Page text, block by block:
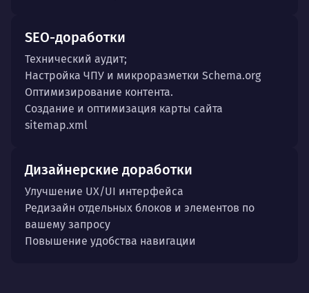
SEO-доработки
Технический аудит;
Настройка ЧПУ и микроразметки Schema.org
Оптимизирование контента.
Создание и оптимизация карты сайта
sitemap.xml
Дизайнерские доработки
Улучшение UX/UI интерфейса
Редизайн отдельных блоков и элементов по
вашему запросу
Повышение удобства навигации